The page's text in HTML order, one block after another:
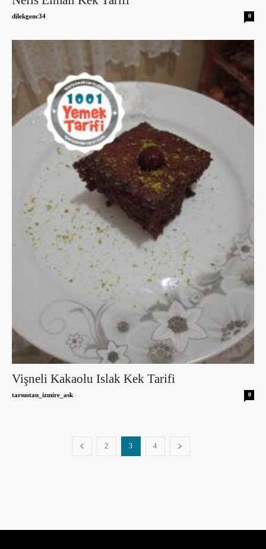
dilekgenc34 0
Vişneli Kakaolu Islak Kek Tarifi
tarsustan_izmire_ask 0
2 3 4